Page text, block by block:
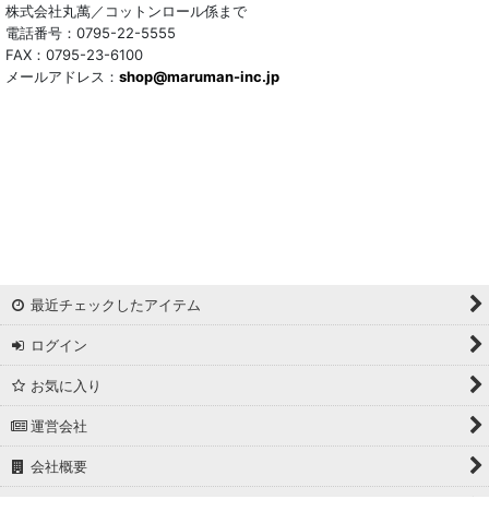
トリアセテート混
サッカー/クレープ
マドラスチェック
ドビー
撥水加工
起毛生地
株式会社丸萬／コットンロール係まで
電話番号：0795-22-5555
FAX：0795-23-6100
メールアドレス： shop@maruman-inc.jp
最近チェックしたアイテム
ログイン
お気に入り
運営会社
会社概要